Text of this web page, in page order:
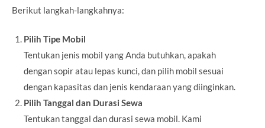
Berikut langkah-langkahnya:
Pilih Tipe Mobil
Tentukan jenis mobil yang Anda butuhkan, apakah
dengan sopir atau lepas kunci, dan pilih mobil sesuai
dengan kapasitas dan jenis kendaraan yang diinginkan.
Pilih Tanggal dan Durasi Sewa
Tentukan tanggal dan durasi sewa mobil. Kami